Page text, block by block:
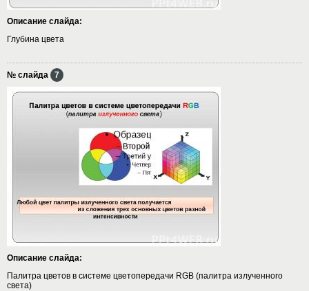
Описание слайда:
Глубина цвета
№ слайда 7
Описание слайда:
Палитра цветов в системе цветопередачи RGB (палитра излученного
света)